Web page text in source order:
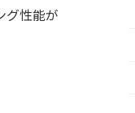
グ性能が